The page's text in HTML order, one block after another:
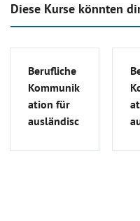
Diese Kurse könnten
Berufliche
Kommunik
ation für
ausländisc
Apotheker